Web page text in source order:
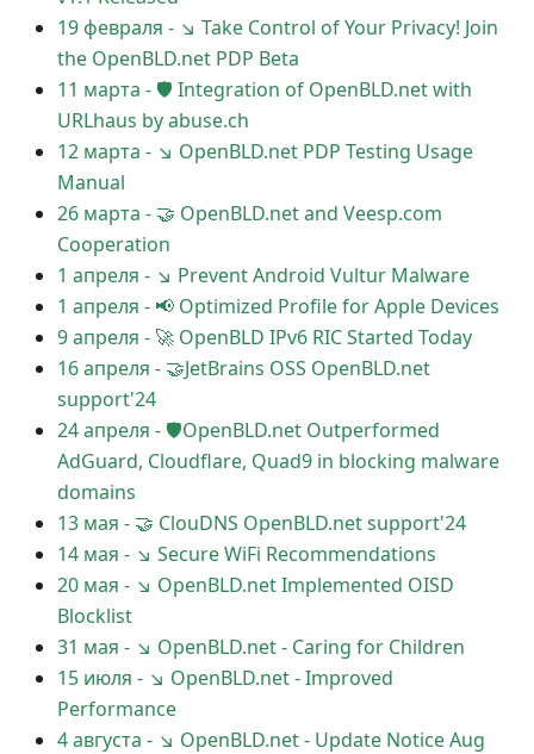
19 февраля - ↘ Take Control of Your Privacy! Join
the OpenBLD.net PDP Beta
11 марта - 🛡 Integration of OpenBLD.net with
URLhaus by abuse.ch
12 марта - ↘ OpenBLD.net PDP Testing Usage
Manual
26 марта - 🤝 OpenBLD.net and Veesp.com
Cooperation
1 апреля - ↘ Prevent Android Vultur Malware
1 апреля - 📢 Optimized Profile for Apple Devices
9 апреля - 🚀 OpenBLD IPv6 RIC Started Today
16 апреля - 🤝JetBrains OSS OpenBLD.net
support'24
24 апреля - 🛡OpenBLD.net Outperformed
AdGuard, Cloudflare, Quad9 in blocking malware
domains
13 мая - 🤝 ClouDNS OpenBLD.net support'24
14 мая - ↘ Secure WiFi Recommendations
20 мая - ↘ OpenBLD.net Implemented OISD
Blocklist
31 мая - ↘ OpenBLD.net - Caring for Children
15 июля - ↘ OpenBLD.net - Improved
Performance
4 августа - ↘ OpenBLD.net - Update Notice Aug